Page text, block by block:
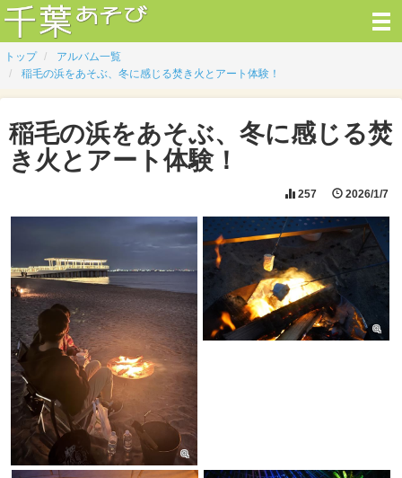
トップ
アルバム一覧
稲毛の浜をあそぶ、冬に感じる焚き火とアート体験！
稲毛の浜をあそぶ、冬に感じる焚
き火とアート体験！
257 2026/1/7